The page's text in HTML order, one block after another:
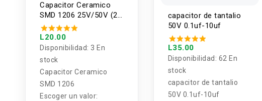
Capacitor Ceramico
SMD 1206 25V/50V (2
Unidades)
L20.00
Disponibilidad: 3 En
stock
Capacitor Ceramico
SMD 1206
Escoger un valor:
capacitor de tantalio
50V 0.1uf-10uf
L35.00
Disponibilidad: 62 En
stock
capacitor de tantalio
50V 0.1uf-10uf